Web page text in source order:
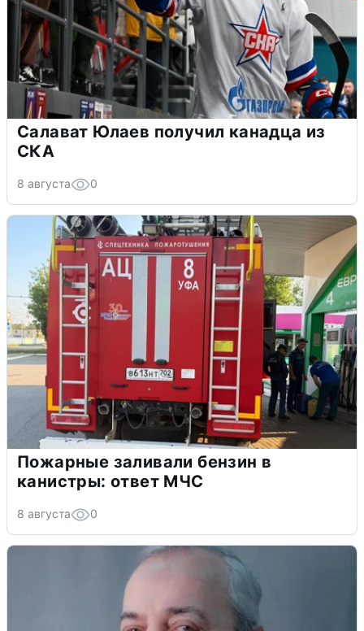
Салават Юлаев получил канадца из
СКА
8 августа 0
Пожарные заливали бензин в
канистры: ответ МЧС
8 августа 0